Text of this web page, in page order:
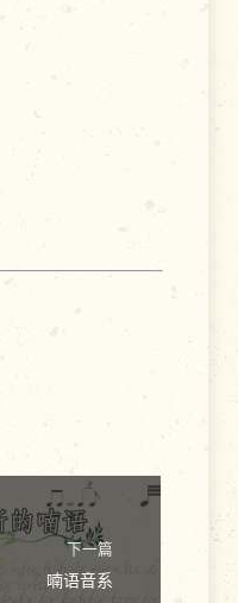
下一篇
喃语音系